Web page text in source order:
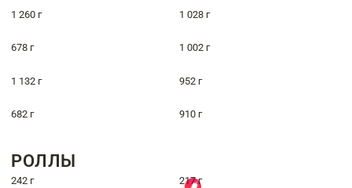
1 260 г 1 028 г
678 г 1 002 г
1 132 г 952 г
682 г 910 г
РОЛЛЫ
242 г 217 г